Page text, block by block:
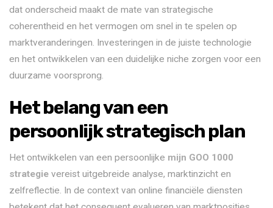
dat onderscheid maakt de mate van strategische
coherentheid en het vermogen om snel in te spelen op
marktveranderingen. Investeringen in de juiste technologie
en het ontwikkelen van een duidelijke niche zorgen voor een
duurzame voorsprong.
Het belang van een
persoonlijk strategisch plan
Het ontwikkelen van een persoonlijke mijn GOO 1000
strategie vereist uitgebreide analyse, marktinzicht en
zelfreflectie. In de context van online financiële diensten